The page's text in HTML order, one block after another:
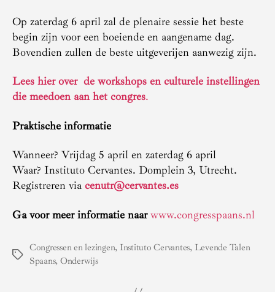
Op zaterdag 6 april zal de plenaire sessie het beste
begin zijn voor een boeiende en aangename dag.
Bovendien zullen de beste uitgeverijen aanwezig zijn.
Lees hier over de workshops en culturele instellingen
die meedoen aan het congres.
Praktische informatie
Wanneer? Vrijdag 5 april en zaterdag 6 april
Waar? Instituto Cervantes. Domplein 3, Utrecht.
Registreren via cenutr@cervantes.es
Ga voor meer informatie naar www.congresspaans.nl
Tags
Congressen en lezingen, Instituto Cervantes, Levende Talen
Spaans, Onderwijs